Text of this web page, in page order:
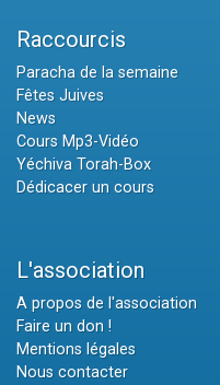
Raccourcis
Paracha de la semaine
Fêtes Juives
News
Cours Mp3-Vidéo
Yéchiva Torah-Box
Dédicacer un cours
L'association
A propos de l'association
Faire un don !
Mentions légales
Nous contacter